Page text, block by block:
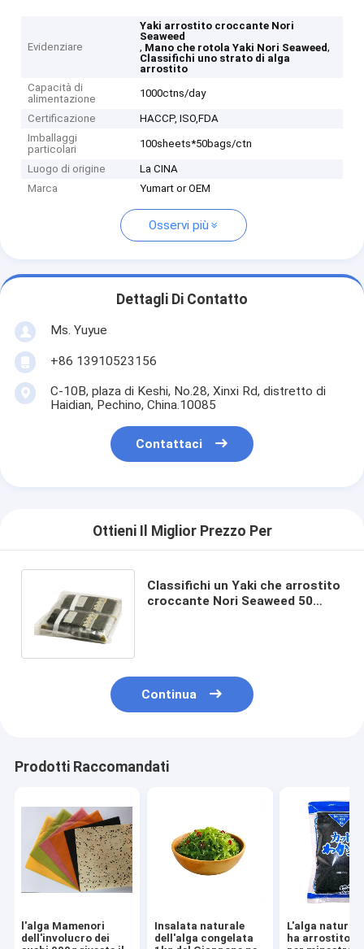
Evidenziare
Yaki arrostito croccante Nori
Seaweed
, Mano che rotola Yaki Nori Seaweed,
Classifichi uno strato di alga
arrostito
Capacità di
alimentazione
1000ctns/day
Certificazione
HACCP, ISO,FDA
Imballaggi
particolari
100sheets*50bags/ctn
Luogo di origine
La CINA
Marca
Yumart or OEM
Osservi più
Dettagli Di Contatto
Ms. Yuyue
+86 13910523156
C-10B, plaza di Keshi, No.28, Xinxi Rd, distretto di
Haidian, Pechino, China.10085
Contattaci
Ottieni Il Miglior Prezzo Per
Classifichi un Yaki che arrostito
croccante Nori Seaweed 50
Continua
Prodotti Raccomandati
l'alga Mamenori
dell'involucro dei
Insalata naturale
dell'alga congelata
L'alga
ha arrostito